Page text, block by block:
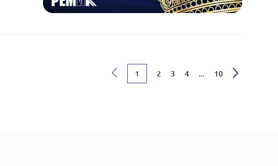
1 2 3 4 10